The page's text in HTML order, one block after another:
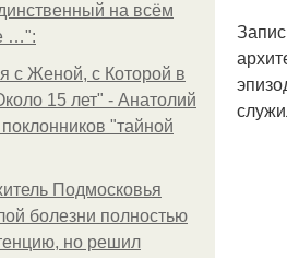
на всём
…":
с Женой, с Которой в
15 лет" - Анатолий
"тайной
Подмосковья
болезни полностью
но решил